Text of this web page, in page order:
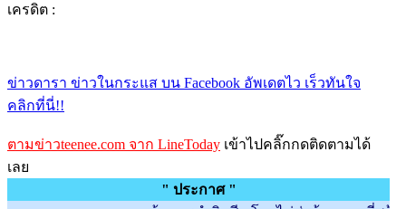
เครดิต :
ข่าวดารา ข่าวในกระแส บน Facebook อัพเดตไว เร็วทันใจ
คลิกที่นี่!!
ตามข่าวteenee.com จาก LineToday เข้าไปคลิ๊กกดติดตามได้
เลย
" ประกาศ "